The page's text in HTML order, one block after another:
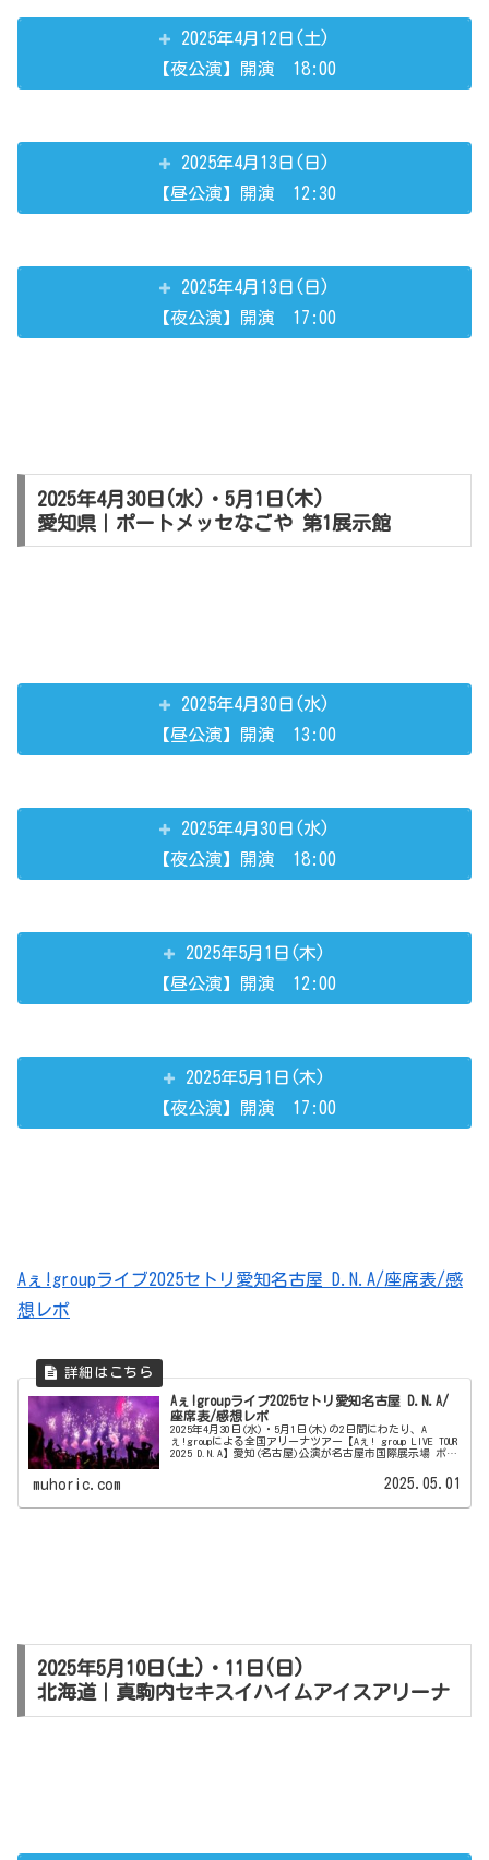
2025年4月12日(土)
【夜公演】開演 18:00
2025年4月13日(日)
【昼公演】開演 12:30
2025年4月13日(日)
【夜公演】開演 17:00
2025年4月30日(水)・5月1日(木)
愛知県｜ポートメッセなごや 第1展示館
2025年4月30日(水)
【昼公演】開演 13:00
2025年4月30日(水)
【夜公演】開演 18:00
2025年5月1日(木)
【昼公演】開演 12:00
2025年5月1日(木)
【夜公演】開演 17:00
Aぇ!groupライブ2025セトリ愛知名古屋 D.N.A/座席表/感
想レポ
Aぇ!groupライブ2025セトリ愛知名古屋 D.N.A/
座席表/感想レポ
2025年4月30日(水)・5月1日(木)の2日間にわたり、A
ぇ!groupによる全国アリーナツアー【Aぇ! group LIVE TOUR
2025 D.N.A】愛知(名古屋)公演が名古屋市国際展示場 ポー
muhoric.com 2025.05.01
2025年5月10日(土)・11日(日)
北海道｜真駒内セキスイハイムアイスアリーナ